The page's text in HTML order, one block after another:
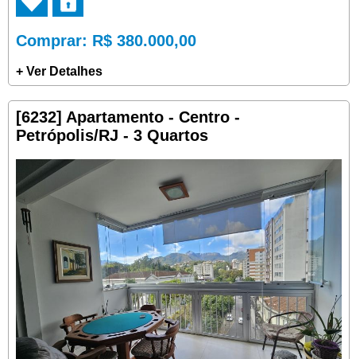
Comprar: R$ 380.000,00
+ Ver Detalhes
[6232] Apartamento - Centro -
Petrópolis/RJ - 3 Quartos